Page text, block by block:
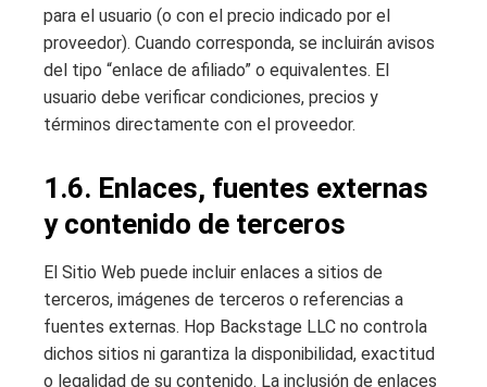
para el usuario (o con el precio indicado por el
proveedor). Cuando corresponda, se incluirán avisos
del tipo “enlace de afiliado” o equivalentes. El
usuario debe verificar condiciones, precios y
términos directamente con el proveedor.
1.6. Enlaces, fuentes externas
y contenido de terceros
El Sitio Web puede incluir enlaces a sitios de
terceros, imágenes de terceros o referencias a
fuentes externas. Hop Backstage LLC no controla
dichos sitios ni garantiza la disponibilidad, exactitud
o legalidad de su contenido. La inclusión de enlaces